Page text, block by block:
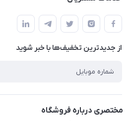
سمت چپ (فروشگاه صوتی عباسی) -
هماهنگی"
حساب کاربری
تماس با ما
راهنما
پرسش های شما
شرایط و ضوابط گارانتی
روش های بازگرداندن کالا
از جدید‌ترین تخفیف‌ها با‌ خبر شوید
مختصری درباره فروشگاه